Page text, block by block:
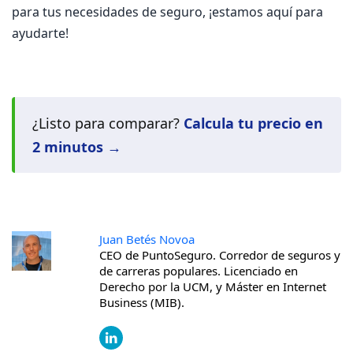
para tus necesidades de seguro, ¡estamos aquí para
ayudarte!
¿Listo para comparar? Calcula tu precio en
2 minutos →
Juan Betés Novoa
CEO de PuntoSeguro. Corredor de seguros y
de carreras populares. Licenciado en
Derecho por la UCM, y Máster en Internet
Business (MIB).